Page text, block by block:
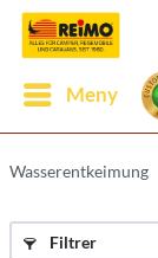
Meny
Wasserentkeimung
Filtrer